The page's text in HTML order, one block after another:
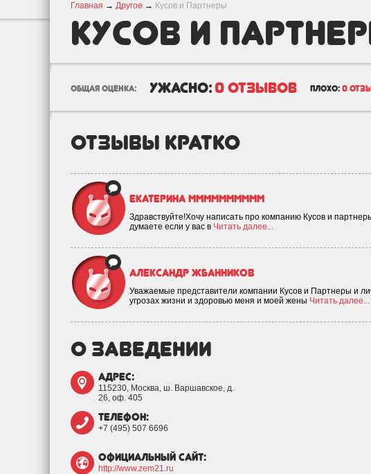
Главная → Другое → Кусов и Партнеры
Кусов и
общая оценка: ужасно: 0 отзывов плохо: 0
отзывы кратко
Екатерина Мммммммммм
Здравствуйте!Хочу написать про компанию Кусов и
думаете если у вас в Читать далее...
Александр Жбанников
Уважаемые представители компании Кусов и Партнеры и
угрозах жизни и здоровью меня и моей жены Читать далее...
о заведении
адрес:
115230, Москва, ш. Варшавское, д.
26, оф. 405
телефон:
+7 (495) 507 6696
официальный сайт:
http://www.zem21.ru